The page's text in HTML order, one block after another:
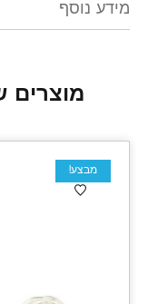
מידע נוסף
מוצרים
מבצע!